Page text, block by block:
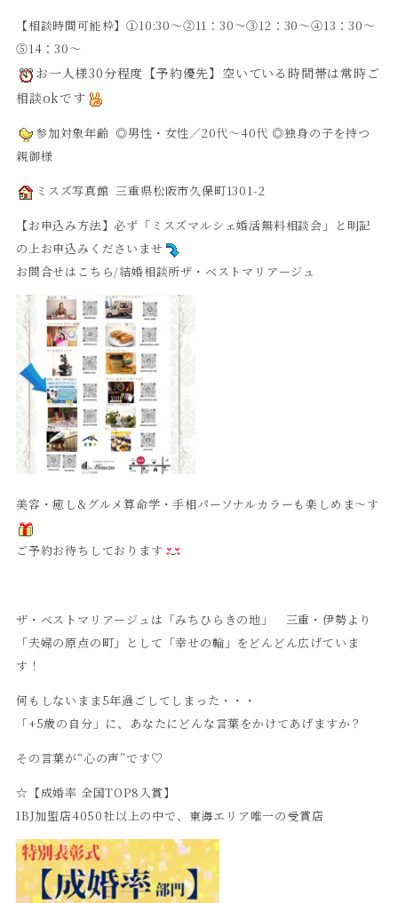
【相談時間可能枠】①10:30〜②11：30〜③12：30〜④13：30〜
⑤14：30〜
お一人様30分程度【予約優先】空いている時間帯は常時ご
相談okです
参加対象年齢 ◎男性・女性／20代～40代 ◎独身の子を持つ
親御様
ミスズ写真館 三重県松阪市久保町1301-2
【お申込み方法】必ず「ミスズマルシェ婚活無料相談会」と明記
の上お申込みくださいませ
お問合せはこちら/結婚相談所ザ・ベストマリアージュ
美容・癒し&グルメ算命学・手相パーソナルカラーも楽しめま〜す
ご予約お待ちしております
ザ・ベストマリアージュは「みちひらきの地」 三重・伊勢より
「夫婦の原点の町」として「幸せの輪」をどんどん広げていま
す！
何もしないまま5年過ごしてしまった・・・
「+5歳の自分」に、あなたにどんな言葉をかけてあげますか？
その言葉が“心の声”です♡
☆【成婚率 全国TOP8入賞】
IBJ加盟店4050社以上の中で、東海エリア唯一の受賞店